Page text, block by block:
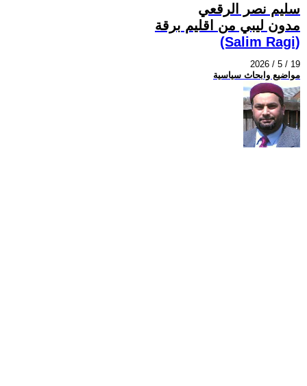
سليم نصر الرقعي
مدون ليبي من اقليم برقة
(Salim Ragi)
2026 / 5 / 19
مواضيع وابحاث سياسية